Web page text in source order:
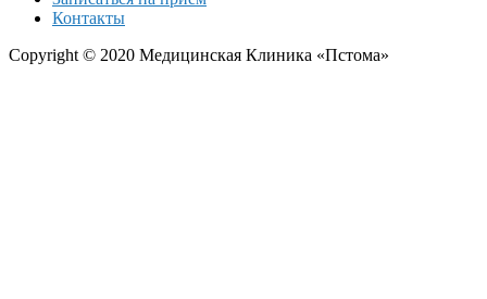
Контакты
Copyright © 2020 Медицинская Клиника «Пстома»